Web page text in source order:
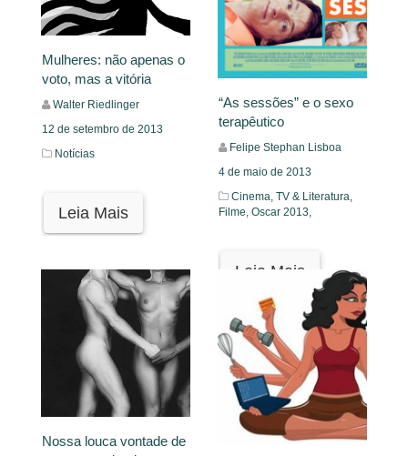
Mulheres: não apenas o
voto, mas a vitória
Walter Riedlinger
12 de setembro de 2013
Notícias
Leia Mais
“As sessões” e o sexo
terapêutico
Felipe Stephan Lisboa
4 de maio de 2013
Cinema, TV & Literatura,
Filme, Oscar 2013,
Leia Mais
Nossa louca vontade de